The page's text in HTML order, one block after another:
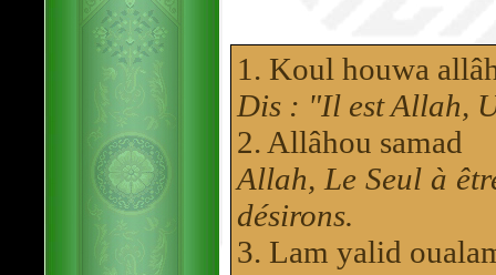
1. Koul houwa
Dis : "Il est Allah,
2. Allâhou samad
Allah, Le Seul à
désirons.
3. Lam yalid